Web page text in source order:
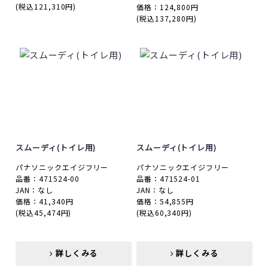
(税込121,310円)
詳しくみる
価格：124,800円
(税込137,280円)
詳しくみる
スムーディ(トイレ用)
パナソニックエイジフリー
品番：471524-00
JAN：なし
価格：41,340円
(税込45,474円)
詳しくみる
スムーディ(トイレ用)
パナソニックエイジフリー
品番：471524-01
JAN：なし
価格：54,855円
(税込60,340円)
詳しくみる